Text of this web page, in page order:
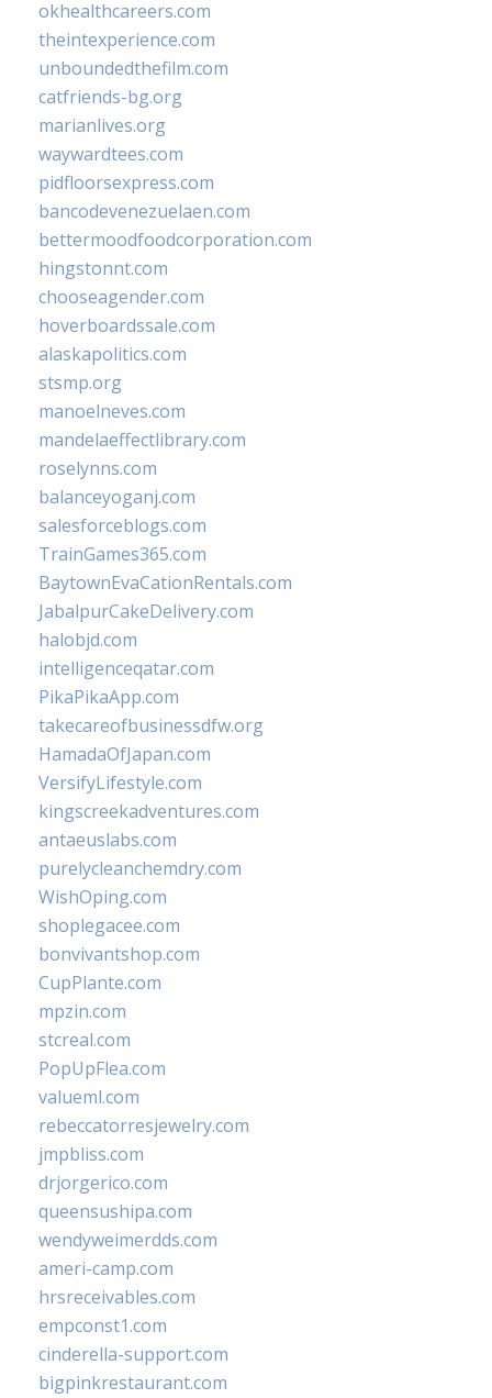
okhealthcareers.com
theintexperience.com
unboundedthefilm.com
catfriends-bg.org
marianlives.org
waywardtees.com
pidfloorsexpress.com
bancodevenezuelaen.com
bettermoodfoodcorporation.com
hingstonnt.com
chooseagender.com
hoverboardssale.com
alaskapolitics.com
stsmp.org
manoelneves.com
mandelaeffectlibrary.com
roselynns.com
balanceyoganj.com
salesforceblogs.com
TrainGames365.com
BaytownEvaCationRentals.com
JabalpurCakeDelivery.com
halobjd.com
intelligenceqatar.com
PikaPikaApp.com
takecareofbusinessdfw.org
HamadaOfJapan.com
VersifyLifestyle.com
kingscreekadventures.com
antaeuslabs.com
purelycleanchemdry.com
WishOping.com
shoplegacee.com
bonvivantshop.com
CupPlante.com
mpzin.com
stcreal.com
PopUpFlea.com
valueml.com
rebeccatorresjewelry.com
jmpbliss.com
drjorgerico.com
queensushipa.com
wendyweimerdds.com
ameri-camp.com
hrsreceivables.com
empconst1.com
cinderella-support.com
bigpinkrestaurant.com